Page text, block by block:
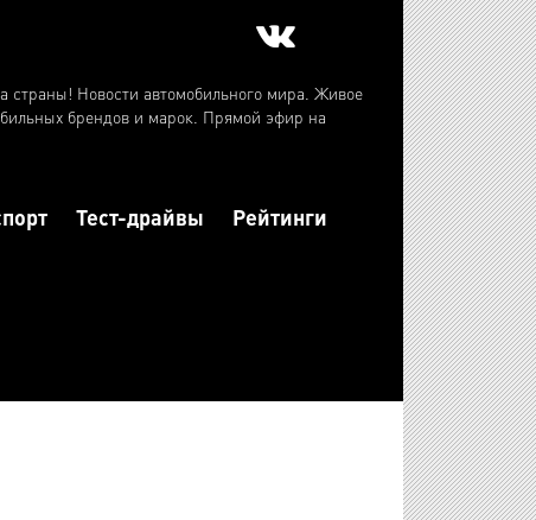
страны! Новости автомобильного мира. Живое
брендов и марок. Прямой эфир на
Тест-драйвы Рейтинги